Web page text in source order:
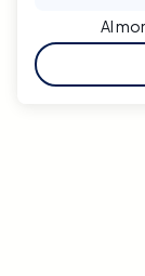
Al